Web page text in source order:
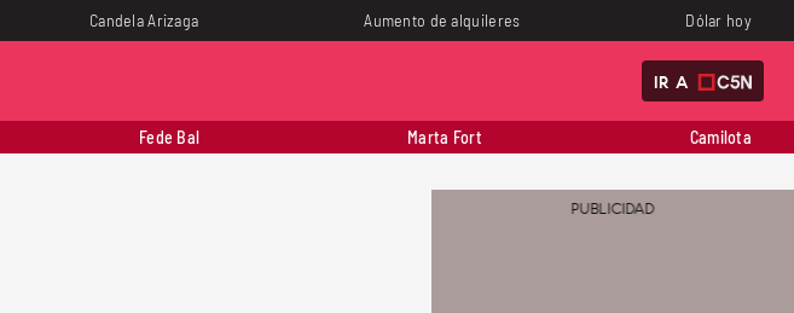
Candela Arizaga Aumento de alquileres Dólar hoy
IR A
Fede Bal Marta Fort Camilota